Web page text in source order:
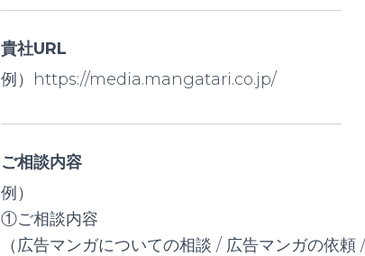
貴社URL
例）https://media.mangatari.co.jp/
ご相談内容
例）
①ご相談内容
（広告マンガについての相談 / 広告マンガの依頼